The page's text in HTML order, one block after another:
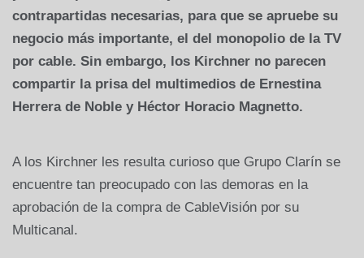
contrapartidas necesarias, para que se apruebe su
negocio más importante, el del monopolio de la TV
por cable. Sin embargo, los Kirchner no parecen
compartir la prisa del multimedios de Ernestina
Herrera de Noble y Héctor Horacio Magnetto.
A los Kirchner les resulta curioso que Grupo Clarín se
encuentre tan preocupado con las demoras en la
aprobación de la compra de CableVisión por su
Multicanal.